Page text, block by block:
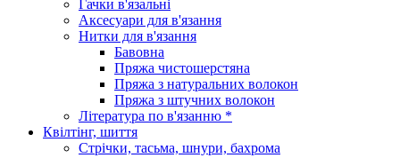
Гачки в'язальні
Аксесуари для в'язання
Нитки для в'язання
Бавовна
Пряжа чистошерстяна
Пряжа з натуральних волокон
Пряжа з штучних волокон
Література по в'язанню *
Квілтінг, шиття
Стрічки, тасьма, шнури, бахрома